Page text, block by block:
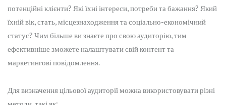
потенційні клієнти? Які їхні інтереси, потреби та бажання? Який
їхній вік, стать, місцезнаходження та соціально-економічний
статус? Чим більше ви знаєте про свою аудиторію, тим
ефективніше зможете налаштувати свій контент та
маркетингові повідомлення.
Для визначення цільової аудиторії можна використовувати різні